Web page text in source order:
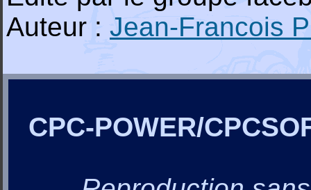
Auteur : Jean-Francois
CPC-POWER/